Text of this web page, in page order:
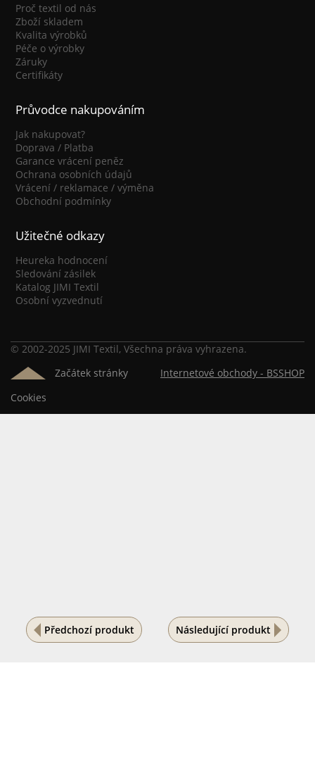
Předchozí produkt Následující produkt
Proč textil od nás
Zboží skladem
Kvalita výrobků
Péče o výrobky
Záruky
Certifikáty
Průvodce nakupováním
Jak nakupovat?
Doprava / Platba
Garance vrácení peněz
Ochrana osobních údajů
Vrácení / reklamace / výměna
Obchodní podmínky
Užitečné odkazy
Heureka hodnocení
Sledování zásilek
Katalog JIMI Textil
Osobní vyzvednutí
© 2002-2025 JIMI Textil, Všechna práva vyhrazena.
Začátek stránky
Internetové obchody - BSSHOP
Cookies